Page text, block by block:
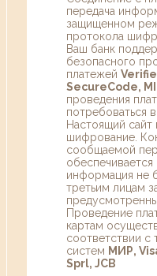
передача
защищенном
протокола
Ваш банк
безопасного
платежей
SecureCode,
проведения
потребоваться
Настоящий
шифрование.
сообщаемой
обеспечивается
информация не
третьим лицам
Проведение
картам
соответствии с
систем МИР,
Sprl, JCB